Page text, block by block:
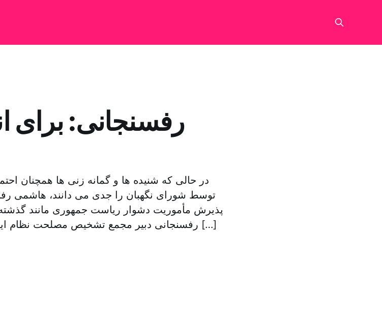
رفسنجانی: برای
در حالی که شنیده ها و گمانه زنی ها همچنان
توسط شورای نگهبان را جدی می دانند، هاشمی
پذیرش مأموریت دشوار ریاست جمهوری مانند
رفسنجانی دبیر مجمع تشخیص مصلحت نظام ایران در اظهاراتی که روز سه شنبه […]